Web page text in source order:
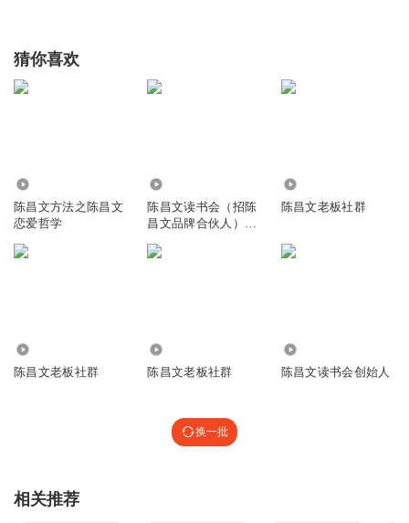
猜你喜欢
陈昌文方法之陈昌文
恋爱哲学
陈昌文读书会（招陈
昌文品牌合伙人）
陈昌文老板社群
陈昌文老板社群 陈昌文老板社群 陈昌文读书会创始人
换一批
相关推荐